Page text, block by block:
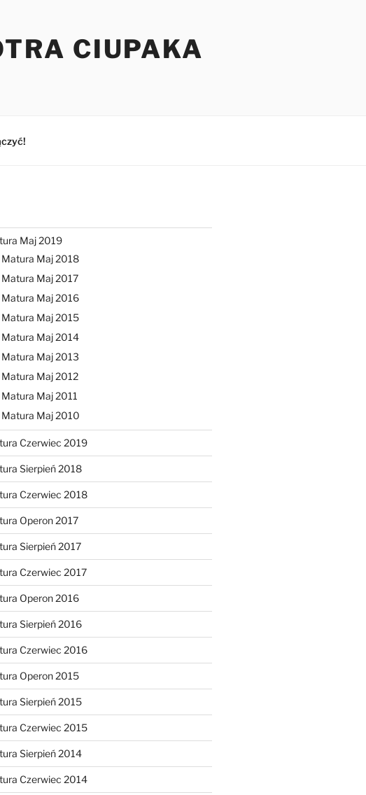
CIUPAKA
Maj 2019
Matura Maj 2018
Matura Maj 2017
Matura Maj 2016
Matura Maj 2015
Matura Maj 2014
Matura Maj 2013
Matura Maj 2012
Matura Maj 2011
Matura Maj 2010
Czerwiec 2019
Sierpień 2018
Czerwiec 2018
Operon 2017
Sierpień 2017
Czerwiec 2017
Operon 2016
Sierpień 2016
Czerwiec 2016
Operon 2015
Sierpień 2015
Czerwiec 2015
Sierpień 2014
Czerwiec 2014